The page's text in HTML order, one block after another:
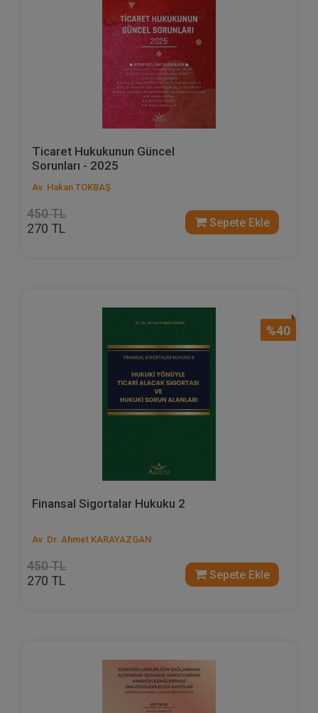
Ticaret Hukukunun Güncel
Sorunları - 2025
Av. Hakan TOKBAŞ
450 TL
270 TL Sepete Ekle
%40
Finansal Sigortalar Hukuku 2
Av. Dr. Ahmet KARAYAZGAN
450 TL
270 TL Sepete Ekle